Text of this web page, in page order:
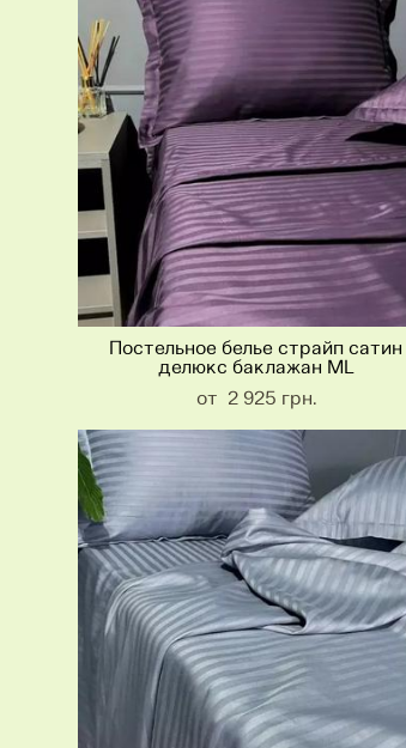
Постельное белье страйп сатин
делюкс баклажан ML
от 2 925 грн.